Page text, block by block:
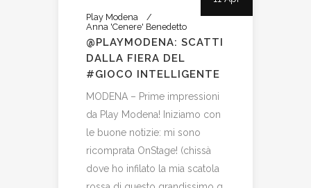
Play Modena
Anna 'Cenere' Benedetto
@PLAYMODENA: SCATTI
DALLA FIERA DEL
#GIOCO INTELLIGENTE
MODENA – Prime impressioni
da Play Modena! Iniziamo con
le buone notizie: mi sono
ricomprata OnStage! (chissà
dove ho infilato la mia scatola